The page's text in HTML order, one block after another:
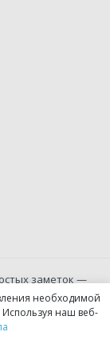
заметок —
необходимой
наш веб-